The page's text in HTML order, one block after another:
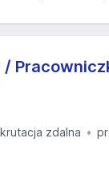
zdalna